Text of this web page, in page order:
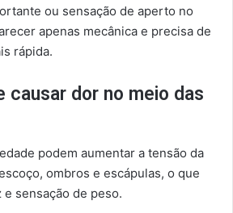
ou sensação de aperto no
apenas mecânica e precisa de
rápida.
causar dor no meio das
podem aumentar a tensão da
ombros e escápulas, o que
sensação de peso.